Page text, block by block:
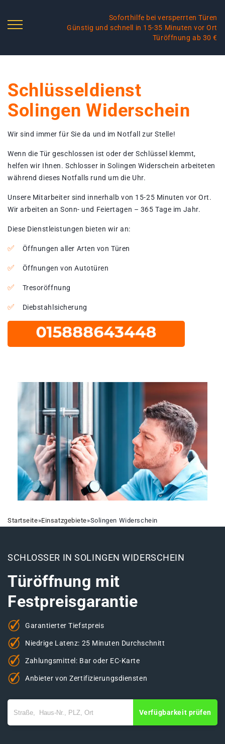
Soforthilfe bei versperrten Türen
Günstig und schnell in 15-35 Minuten vor Ort
Türöffnung ab 30 €
Schlüsseldienst
Solingen Widerschein
Wir sind immer für Sie da und im Notfall zur Stelle!
Wenn die Tür geschlossen ist oder der Schlüssel klemmt,
helfen wir Ihnen. Schlosser in Solingen Widerschein arbeiteten
während dieses Notfalls rund um die Uhr.
Unsere Mitarbeiter sind innerhalb von 15-25 Minuten vor Ort.
Wir arbeiten an Sonn- und Feiertagen – 365 Tage im Jahr.
Diese Dienstleistungen bieten wir an:
Öffnungen aller Arten von Türen
Öffnungen von Autotüren
Tresoröffnung
Diebstahlsicherung
Startseite»Einsatzgebiete»Solingen Widerschein
SCHLOSSER IN SOLINGEN WIDERSCHEIN
Türöffnung mit
Festpreisgarantie
Garantierter Tiefstpreis
Niedrige Latenz: 25 Minuten Durchschnitt
Zahlungsmittel: Bar oder EC-Karte
Anbieter von Zertifizierungsdiensten
Verfügbarkeit prüfen